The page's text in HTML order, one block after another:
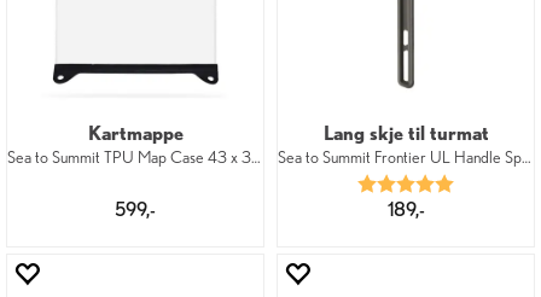
Kartmappe
Sea to Summit TPU Map Case 43 x 33 cm
599,-
Lang skje til turmat
Sea to Summit Frontier UL Handle Spoon
Karakter:
189,-